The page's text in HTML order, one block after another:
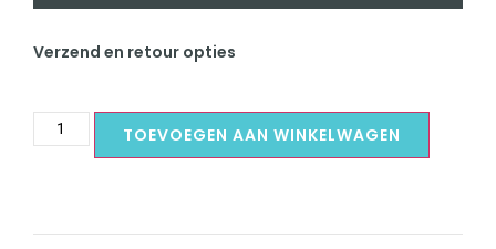
Verzend en retour opties
TOEVOEGEN AAN WINKELWAGEN